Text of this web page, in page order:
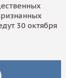
30 октября